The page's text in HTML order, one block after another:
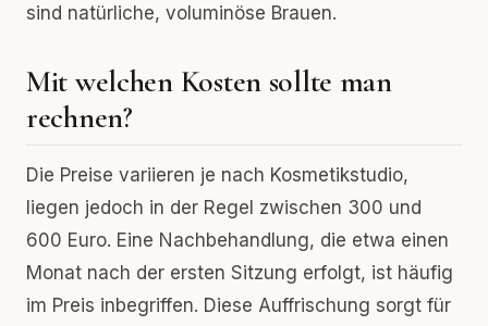
sind natürliche, voluminöse Brauen.
Mit welchen Kosten sollte man
rechnen?
Die Preise variieren je nach Kosmetikstudio,
liegen jedoch in der Regel zwischen 300 und
600 Euro. Eine Nachbehandlung, die etwa einen
Monat nach der ersten Sitzung erfolgt, ist häufig
im Preis inbegriffen. Diese Auffrischung sorgt für